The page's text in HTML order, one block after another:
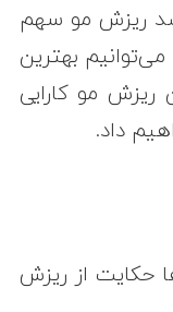
ریزش مو سهم
بهترین
ریزش مو کارایی
داد.
نشانه‌ها حکایت از ریزش